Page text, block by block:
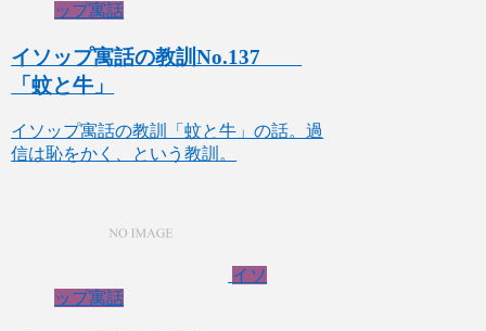
ップ寓話
イソップ寓話の教訓No.137
「蚊と牛」
イソップ寓話の教訓「蚊と牛」の話。過
信は恥をかく、という教訓。
イソ
ップ寓話